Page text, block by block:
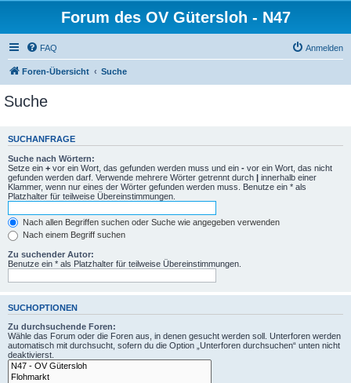
Forum des OV Gütersloh - N47
FAQ Anmelden
Foren-Übersicht Suche
Suche
SUCHANFRAGE
Suche nach Wörtern:
Setze ein + vor ein Wort, das gefunden werden muss und ein - vor ein Wort, das nicht
gefunden werden darf. Verwende mehrere Wörter getrennt durch | innerhalb einer
Klammer, wenn nur eines der Wörter gefunden werden muss. Benutze ein * als
Platzhalter für teilweise Übereinstimmungen.
Nach allen Begriffen suchen oder Suche wie angegeben verwenden
Nach einem Begriff suchen
Zu suchender Autor:
Benutze ein * als Platzhalter für teilweise Übereinstimmungen.
SUCHOPTIONEN
Zu durchsuchende Foren:
Wähle das Forum oder die Foren aus, in denen gesucht werden soll. Unterforen werden
automatisch mit durchsucht, sofern du die Option „Unterforen durchsuchen“ unten nicht
deaktivierst.